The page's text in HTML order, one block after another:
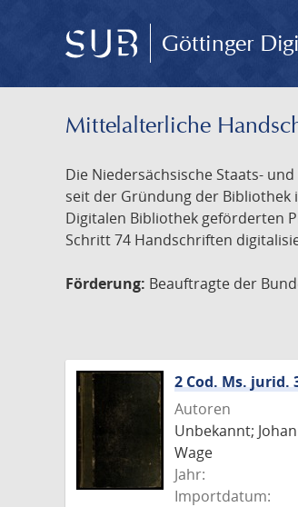
Göttinger
Mittelalterliche
Die Niedersächsische Staats-
seit der Gründung der Bibliothek
Digitalen Bibliothek geförderten
Schritt 74 Handschriften
Förderung: Beauftragte der
2 Cod. Ms.
Autoren
Unbekannt;
Wage
Jahr:
Importdatum: